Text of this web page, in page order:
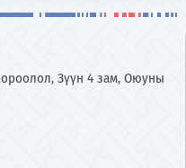
Зүүн 4 зам, Оюуны